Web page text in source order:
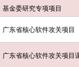
基金委研究专项项目
广东省核心软件攻关项目
广东省核心软件攻关项目